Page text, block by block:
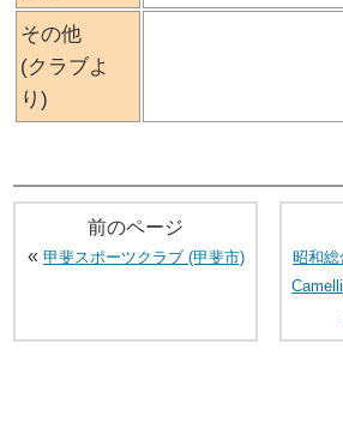
その他
(クラブよ
り)
前のページ
« 甲斐スポーツクラブ (甲斐市)
昭和